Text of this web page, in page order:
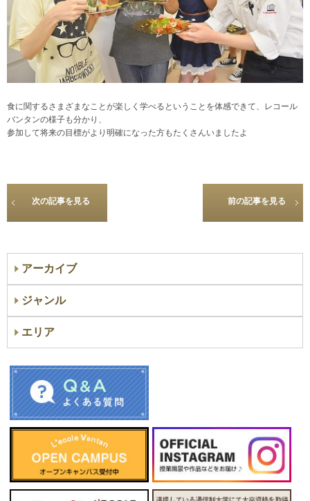
食に関するさまざまなことが楽しく学べるということを体感できて、 レコール
バンタンの様子も分かり、
参加して将来の目標がより明確になった方も たくさんいましたよ
次の記事を見る 前の記事を見る
アーカイブ
ジャンル
エリア